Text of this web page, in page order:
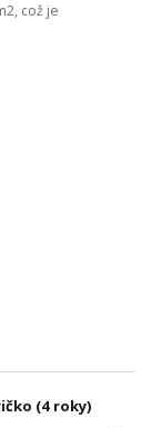
což je
(4 roky)